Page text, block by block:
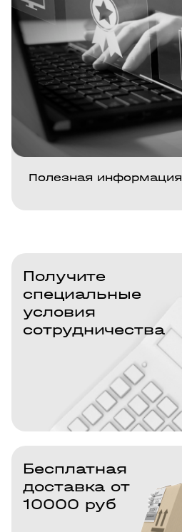
Полезная информация
Получите
специальные
условия
сотрудничества
Бесплатная
доставка от
10000 руб